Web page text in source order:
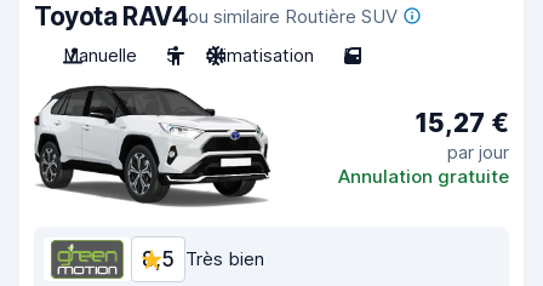
Toyota RAV4ou similaire Routière SUV
Manuelle
5 Climatisation 5
15,27 €
par jour
Annulation gratuite
8,5 Très bien